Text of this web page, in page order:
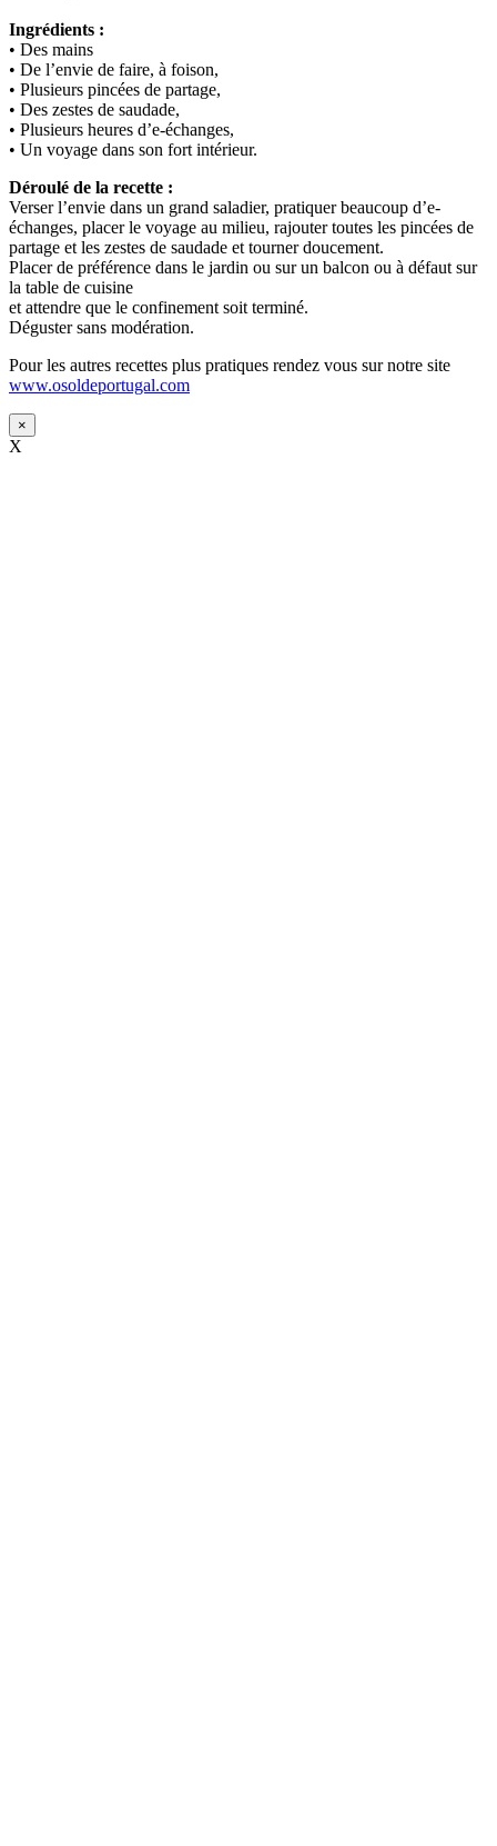
Ingrédients :
• Des mains
• De l’envie de faire, à foison,
• Plusieurs pincées de partage,
• Des zestes de saudade,
• Plusieurs heures d’e-échanges,
• Un voyage dans son fort intérieur.
Déroulé de la recette :
Verser l’envie dans un grand saladier, pratiquer beaucoup d’e-
échanges, placer le voyage au milieu, rajouter toutes les pincées de
partage et les zestes de saudade et tourner doucement.
Placer de préférence dans le jardin ou sur un balcon ou à défaut sur
la table de cuisine
et attendre que le confinement soit terminé.
Déguster sans modération.
Pour les autres recettes plus pratiques rendez vous sur notre site
www.osoldeportugal.com
×
X